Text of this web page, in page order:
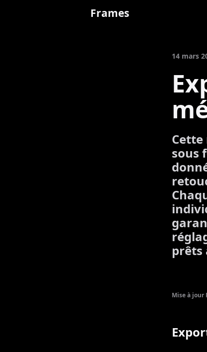
Frames
14 mars
sous
prêts
Mise à jour